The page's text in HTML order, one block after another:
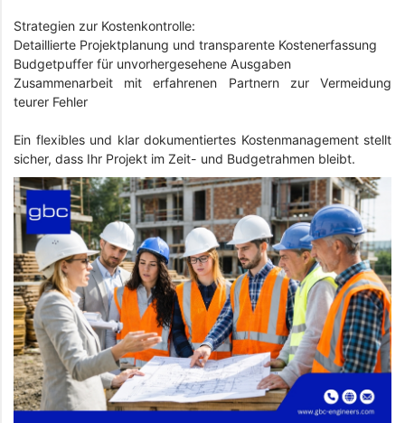
Strategien zur Kostenkontrolle:
Detaillierte Projektplanung und transparente Kostenerfassung
Budgetpuffer für unvorhergesehene Ausgaben
Zusammenarbeit mit erfahrenen Partnern zur Vermeidung
teurer Fehler
Ein flexibles und klar dokumentiertes Kostenmanagement stellt
sicher, dass Ihr Projekt im Zeit- und Budgetrahmen bleibt.